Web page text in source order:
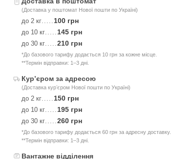
(Доставка у поштомат Нової пошти по Україні)
до 2 кг..... 100 грн
до 10 кг..... 145 грн
до 30 кг.....210 грн
*До базового тарифу додається 10 грн за кожне місце.
**Термін відправки: 1–3 дні.
Курʼєром за адресою
(Доставка курʼєром Нової пошти по Україні)
до 2 кг..... 150 грн
до 10 кг..... 195 грн
до 30 кг.....260 грн
*До базового тарифу додається 60 грн за адресну доставку.
**Термін відправки: 1–3 дні.
Вантажне відділення